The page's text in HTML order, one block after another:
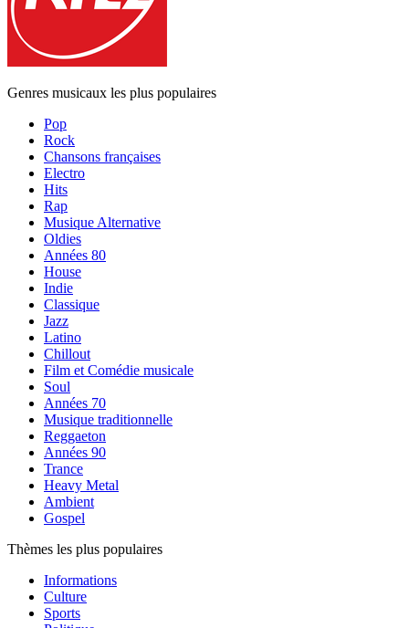
Genres musicaux les plus populaires
Pop
Rock
Chansons françaises
Electro
Hits
Rap
Musique Alternative
Oldies
Années 80
House
Indie
Classique
Jazz
Latino
Chillout
Film et Comédie musicale
Soul
Années 70
Musique traditionnelle
Reggaeton
Années 90
Trance
Heavy Metal
Ambient
Gospel
Thèmes les plus populaires
Informations
Culture
Sports